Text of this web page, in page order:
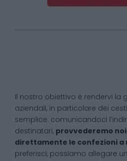
Il nostro obiettivo è rendervi la
aziendali, in particolare dei
semplice: comunicandoci
destinatari, provvederemo
direttamente le confezioni a
preferisci, possiamo allegare